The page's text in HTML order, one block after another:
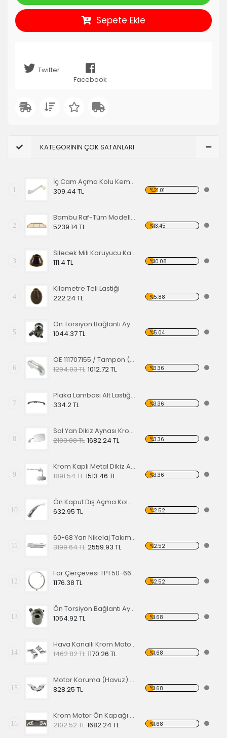
Sepete Ekle
Twitter
Facebook
KATEGORİNİN ÇOK SATANLARI
1
İç Cam Açma Kolu Kemik Renk-56-67 EA
309.44 TL
%21.01
2
Bambu Raf-Tüm Modeller İçin
5239.14 TL
%13.45
3
Silecek Mili Koruyucu Kapak
111.4 TL
%10.08
4
Kilometre Teli Lastiği
222.24 TL
%5.88
5
Ön Torsiyon Bağlantı Ayarlayıcı (ADJUSTER ) 60-65
1044.37 TL
%5.04
6
OE 111707155 / Tampon (Babası) Koruma Krom 1200-1300 52-67
1294.03 TL 1012.72 TL %3.36
7
Plaka Lambası Alt Lastiği 67-79 EA
334.2 TL
%3.36
8
Sol Yan Dikiz Aynası Krom 68-79
2103.08 TL 1682.24 TL %3.36
9
Krom Kaplı Metal Dikiz Aynası 57
1891.54 TL 1513.46 TL %3.36
10
Ön Kaput Dış Açma Kolu Nikelajlı 52-67
632.95 TL
%2.52
11
60-68 Yan Nikelaj Takımı Kalın Tip
3199.64 TL 2559.93 TL %2.52
12
Far Çerçevesi TP1 50-66 TP2 50-67
1176.38 TL
%2.52
13
Ön Torsiyon Bağlantı Ayarlayıcı (ADJUSTER ) 66 Ve Üstü Modeller İçin
1054.92 TL
%1.68
14
Hava Kanallı Krom Motor Arka Kapağı
1462.82 TL 1170.26 TL %1.68
15
Motor Koruma (Havuz) Sacı Alt Krom
828.25 TL
%1.68
16
Krom Motor Ön Kapağı (Havuz) Nikelajlı
2102.52 TL 1682.24 TL %1.68